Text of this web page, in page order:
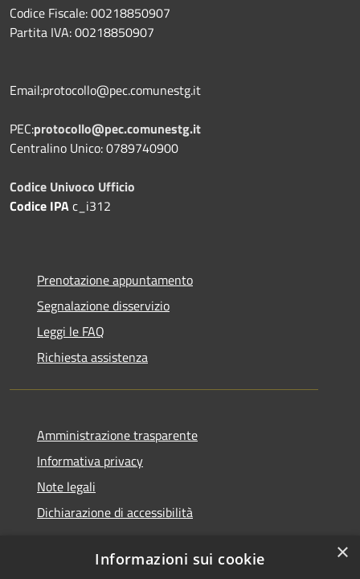
Codice Fiscale: 00218850907
Partita IVA: 00218850907
Email:protocollo@pec.comunestg.it
PEC:protocollo@pec.comunestg.it
Centralino Unico: 0789740900
Codice Univoco Ufficio
Codice IPAc_i312
Prenotazione appuntamento
Segnalazione disservizio
Leggi le FAQ
Richiesta assistenza
Amministrazione trasparente
Informativa privacy
Note legali
Dichiarazione di accessibilità
×
Informazioni sui cookie